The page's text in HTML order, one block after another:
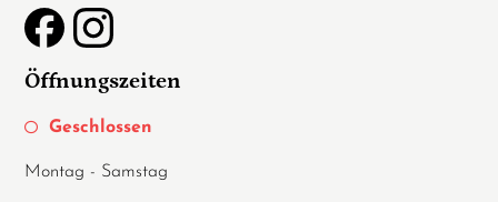
Öffnungszeiten
Geschlossen
Montag - Samstag